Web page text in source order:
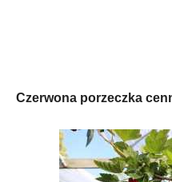
Czerwona porzeczka